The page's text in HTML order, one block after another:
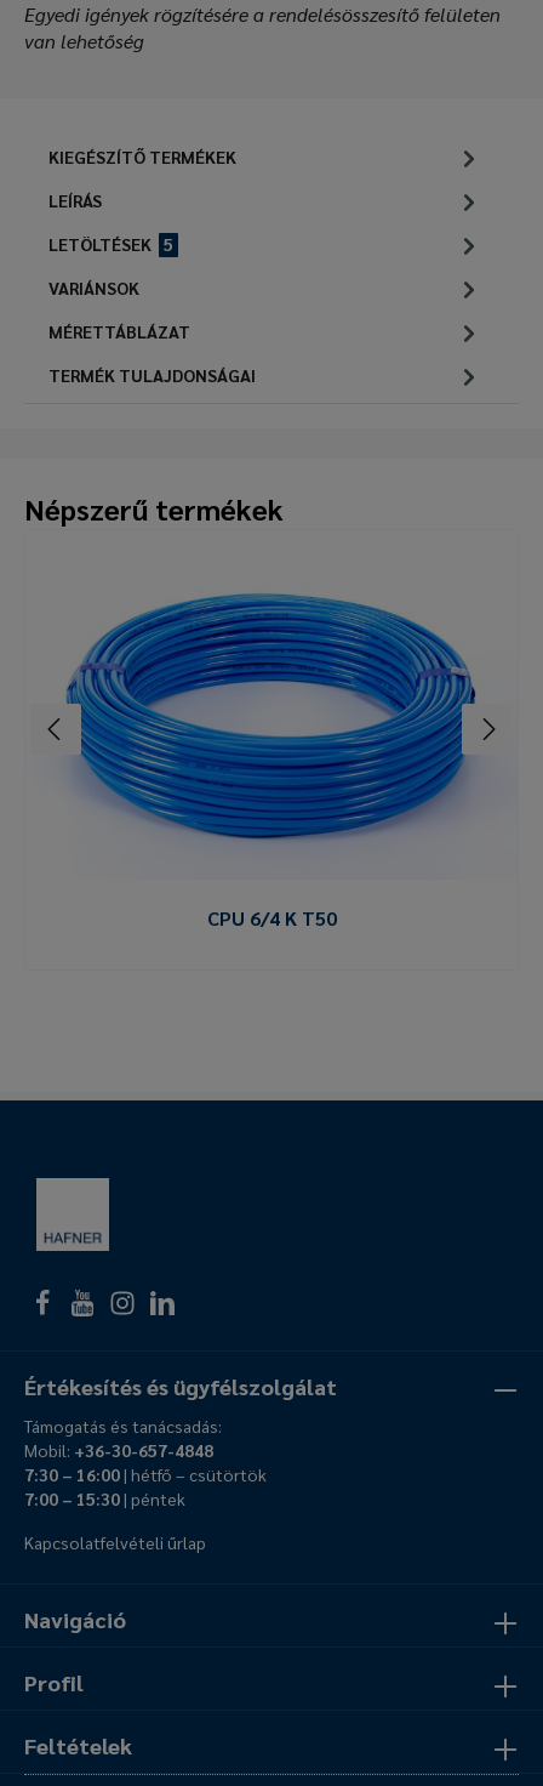
Egyedi igények rögzítésére a rendelésösszesítő felületen
van lehetőség
KIEGÉSZÍTŐ TERMÉKEK
LEÍRÁS
LETÖLTÉSEK
5
VARIÁNSOK
MÉRETTÁBLÁZAT
TERMÉK TULAJDONSÁGAI
Népszerű termékek
CPU 6/4 K T50
Navigáció
Profil
Feltételek
Értékesítés és ügyfélszolgálat
Támogatás és tanácsadás:
Mobil: +36-30-657-4848
7:30 – 16:00| hétfő – csütörtök
7:00 – 15:30| péntek
Kapcsolatfelvételi űrlap